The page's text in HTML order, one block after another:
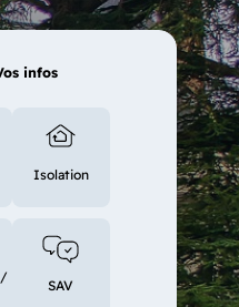
infos
Isolation
/
SAV